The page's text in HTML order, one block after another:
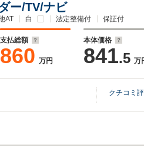
ー/TV/ナビ
AT 白 法定整備付 保証付
支払総額
860 万円
本体価格
841.5 万
クチコミ評